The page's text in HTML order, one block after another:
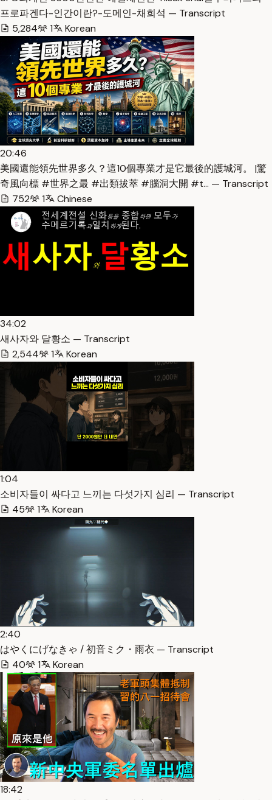
프로파겐다-인간이란?-도메인-채희석 — Transcript
5,284
1 Korean
20:46
美國還能領先世界多久？這10個專業才是它最後的護城河。 |驚
奇風向標 #世界之最 #出類拔萃 #腦洞大開 #t… — Transcript
752
1 Chinese
34:02
새사자와 달황소 — Transcript
2,544
1 Korean
1:04
소비자들이 싸다고 느끼는 다섯가지 심리 — Transcript
45
1 Korean
2:40
はやくにげなきゃ / 初音ミク・雨衣 — Transcript
40
1 Korean
18:42